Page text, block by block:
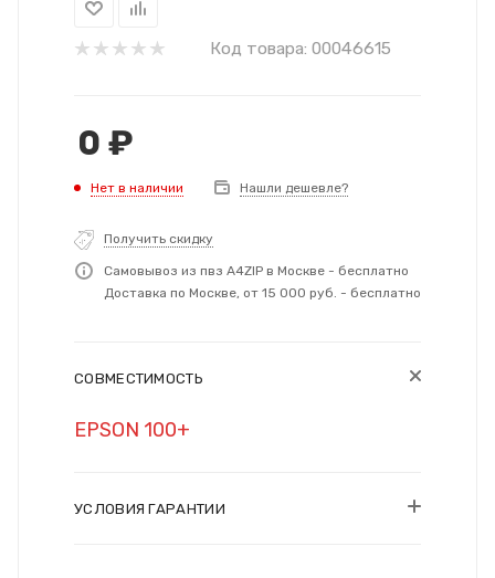
Код товара: 00046615
0 ₽
Нет в наличии Нашли дешевле?
Получить скидку
Самовывоз из пвз A4ZIP в Москве - бесплатно
Доставка по Москве, от 15 000 руб. - бесплатно
СОВМЕСТИМОСТЬ
EPSON 100+
УСЛОВИЯ ГАРАНТИИ